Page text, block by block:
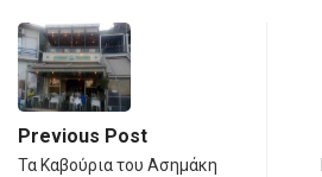
Previous Post
Τα Καβούρια του Ασημάκη